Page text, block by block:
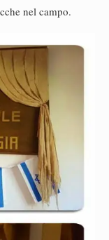
nel campo.